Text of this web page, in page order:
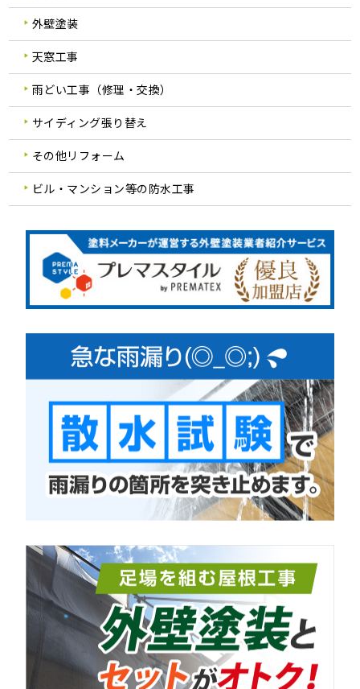
外壁塗装
天窓工事
雨どい工事（修理・交換）
サイディング張り替え
その他リフォーム
ビル・マンション等の防水工事